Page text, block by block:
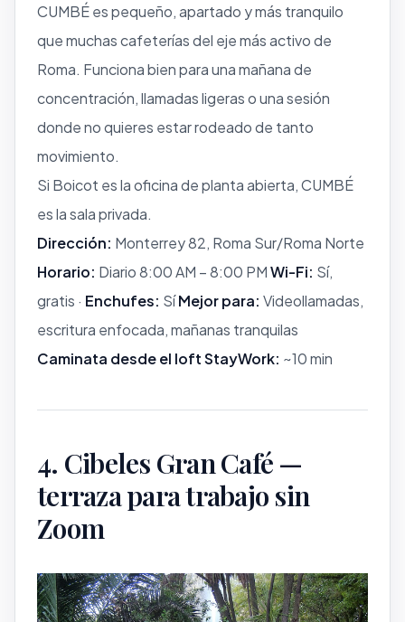
CUMBÉ es pequeño, apartado y más tranquilo
que muchas cafeterías del eje más activo de
Roma. Funciona bien para una mañana de
concentración, llamadas ligeras o una sesión
donde no quieres estar rodeado de tanto
movimiento.
Si Boicot es la oficina de planta abierta, CUMBÉ
es la sala privada.
Dirección: Monterrey 82, Roma Sur/Roma Norte
Horario: Diario 8:00 AM – 8:00 PMWi-Fi: Sí,
gratis · Enchufes: SíMejor para: Videollamadas,
escritura enfocada, mañanas tranquilas
Caminata desde el loft StayWork: ~10 min
4. Cibeles Gran Café —
terraza para trabajo sin
Zoom